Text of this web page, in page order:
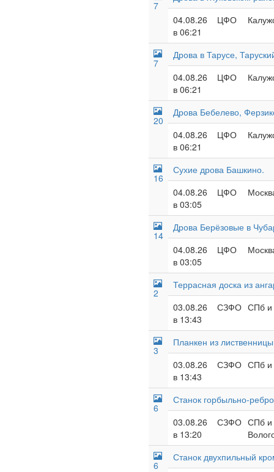
7
04.08.26
в 06:21
ЦФО
7
Дрова в Тарусе,
04.08.26
в 06:21
ЦФО
20
Дрова Бебелево,
04.08.26
в 06:21
ЦФО
16
Сухие дрова Башкино.
04.08.26
в 03:05
ЦФО
14
Дрова Берёзовые в
04.08.26
в 03:05
ЦФО
2
Террасная доска из
03.08.26
в 13:43
СЗФО СПб и
3
Планкен из лиственницы
03.08.26
в 13:43
СЗФО СПб и
6
Станок горбыльно-
03.08.26
в 13:20
СЗФО СПб и
6
Станок двухпильный